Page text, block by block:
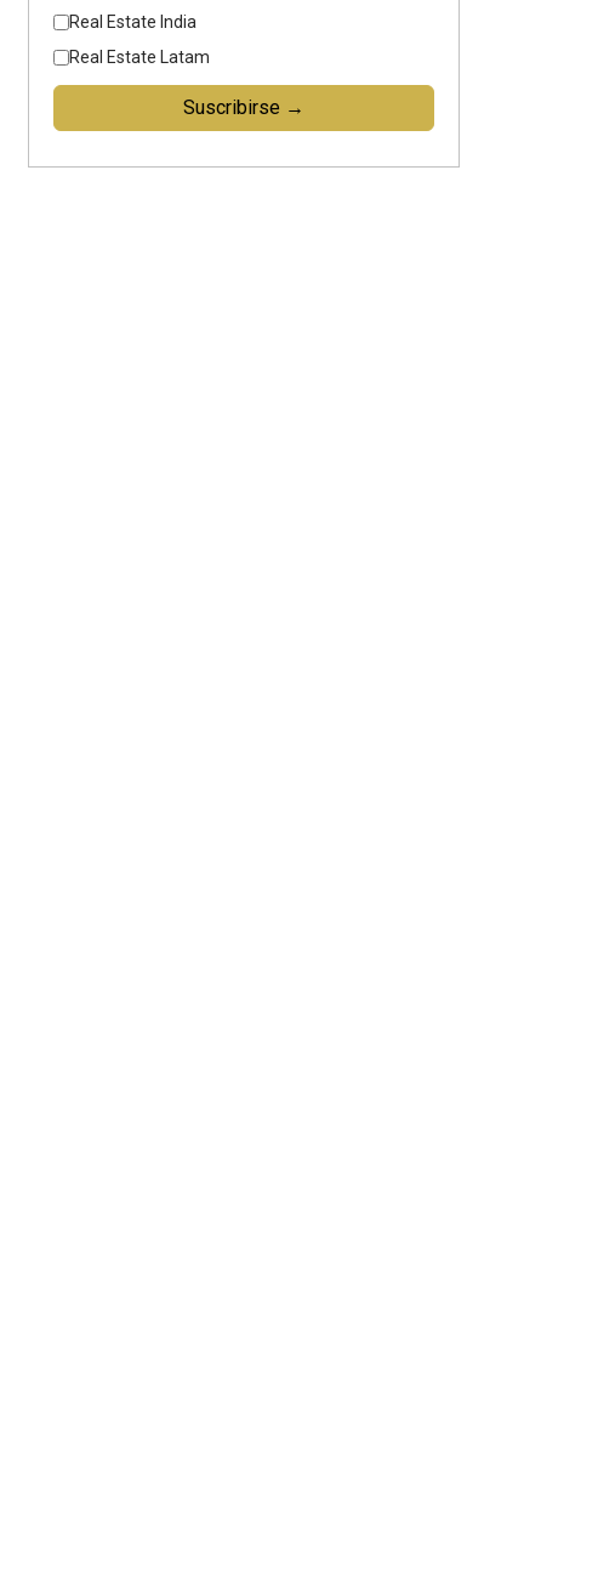
Real Estate India
Real Estate Latam
Suscribirse →